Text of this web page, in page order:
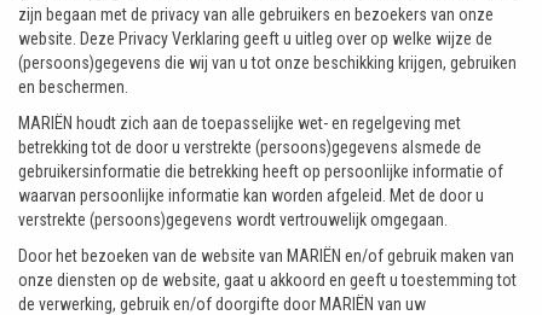
zijn begaan met de privacy van alle gebruikers en bezoekers van onze
website. Deze Privacy Verklaring geeft u uitleg over op welke wijze de
(persoons)gegevens die wij van u tot onze beschikking krijgen, gebruiken
en beschermen.
MARIËN houdt zich aan de toepasselijke wet- en regelgeving met
betrekking tot de door u verstrekte (persoons)gegevens alsmede de
gebruikersinformatie die betrekking heeft op persoonlijke informatie of
waarvan persoonlijke informatie kan worden afgeleid. Met de door u
verstrekte (persoons)gegevens wordt vertrouwelijk omgegaan.
Door het bezoeken van de website van MARIËN en/of gebruik maken van
onze diensten op de website, gaat u akkoord en geeft u toestemming tot
de verwerking, gebruik en/of doorgifte door MARIËN van uw